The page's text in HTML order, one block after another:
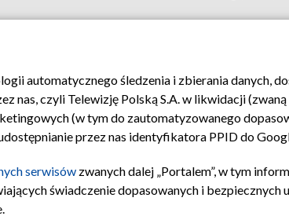
Moje zgody Pomoc Biuro reklamy
automatycznego śledzenia i zbierania danych,
czyli Telewizję Polską S.A. w likwidacji (zwaną
(w tym do zautomatyzowanego
przez nas identyfikatora PPID do
serwisów zwanych dalej „Portalem”, w tym
świadczenie dopasowanych i bezpiecznych